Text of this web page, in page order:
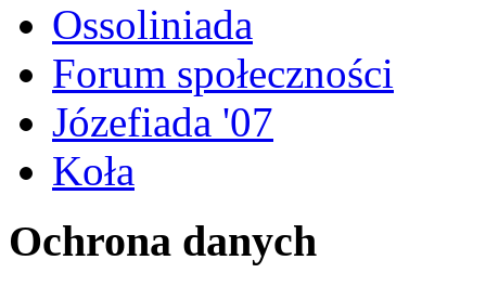
Ossoliniada
Forum społeczności
Józefiada '07
Koła
Ochrona danych